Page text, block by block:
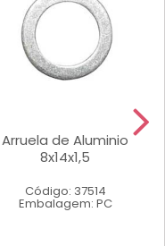
Arruela de Aluminio
8x14x1,5
Código: 37514
Embalagem: PC